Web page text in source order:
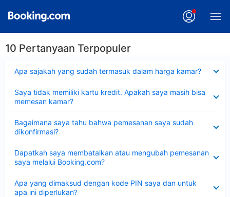
10 Pertanyaan Terpopuler
Apa sajakah yang sudah termasuk dalam harga kamar?
Saya tidak memiliki kartu kredit. Apakah saya masih bisa
memesan kamar?
Bagaimana saya tahu bahwa pemesanan saya sudah
dikonfirmasi?
Dapatkah saya membatalkan atau mengubah pemesanan
saya melalui Booking.com?
Apa yang dimaksud dengan kode PIN saya dan untuk
apa ini diperlukan?